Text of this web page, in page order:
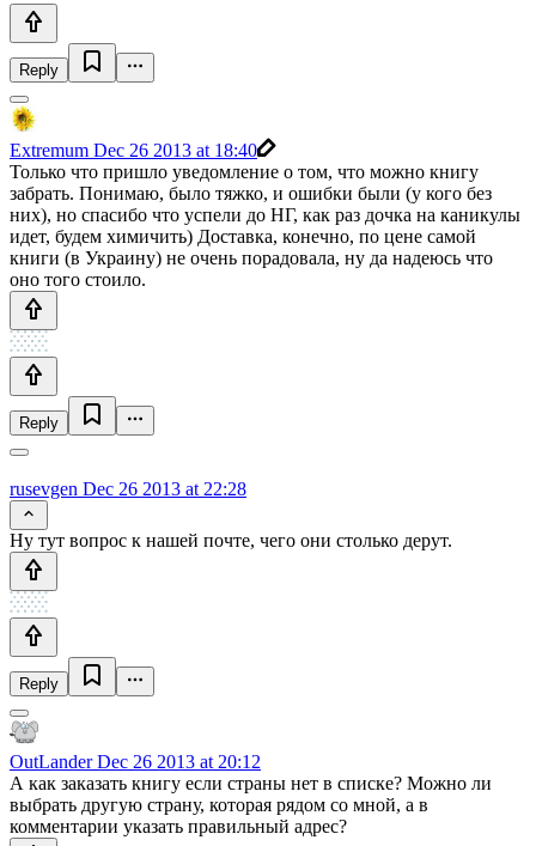
Reply
Extremum Dec 26 2013 at 18:40
Только что пришло уведомление о том, что можно книгу
забрать. Понимаю, было тяжко, и ошибки были (у кого без
них), но спасибо что успели до НГ, как раз дочка на каникулы
идет, будем химичить) Доставка, конечно, по цене самой
книги (в Украину) не очень порадовала, ну да надеюсь что
оно того стоило.
Reply
rusevgen Dec 26 2013 at 22:28
Ну тут вопрос к нашей почте, чего они столько дерут.
Reply
OutLanderDec 26 2013 at 20:12
А как заказать книгу если страны нет в списке? Можно ли
выбрать другую страну, которая рядом со мной, а в
комментарии указать правильный адрес?